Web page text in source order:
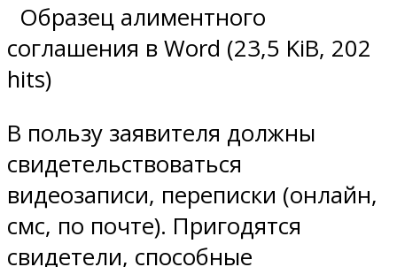
Образец алиментного
соглашения в Word (23,5 KiB, 202
hits)
В пользу заявителя должны
свидетельствоваться
видеозаписи, переписки (онлайн,
смс, по почте). Пригодятся
свидетели, способные